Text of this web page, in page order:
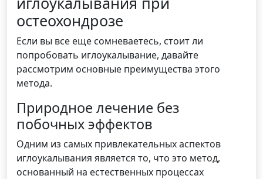
остеохондрозе
Если вы все еще сомневаетесь, стоит ли
попробовать иглоукалывание, давайте
рассмотрим основные преимущества этого
метода.
Природное лечение без
побочных эффектов
Одним из самых привлекательных аспектов
иглоукалывания является то, что это метод,
основанный на естественных процессах